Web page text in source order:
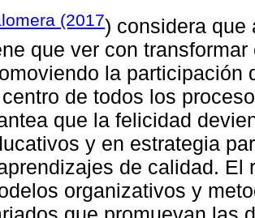
(2017) considera que
que ver con
la participación
de todos los
que la felicidad
y en estrategia
de calidad. El
organizativos y